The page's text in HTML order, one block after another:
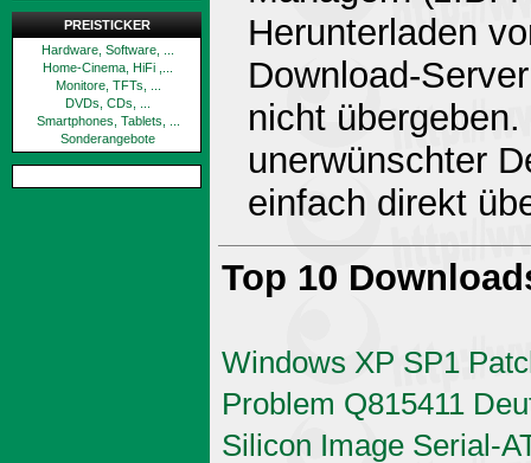
PREISTICKER
Hardware, Software, ...
Home-Cinema, HiFi ,...
Monitore, TFTs, ...
DVDs, CDs, ...
Smartphones, Tablets, ...
Sonderangebote
Herunterladen
Download-
nicht
unerwünschter
einfach direkt
Top 10
Windows XP SP1
Problem Q815411
Silicon Image Serial-